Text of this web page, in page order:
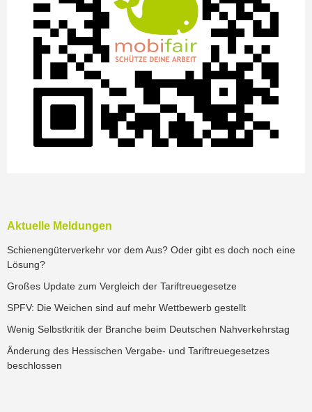
Aktuelle Meldungen
Schienengüterverkehr vor dem Aus? Oder gibt es doch noch eine
Lösung?
Großes Update zum Vergleich der Tariftreuegesetze
SPFV: Die Weichen sind auf mehr Wettbewerb gestellt
Wenig Selbstkritik der Branche beim Deutschen Nahverkehrstag
Änderung des Hessischen Vergabe- und Tariftreuegesetzes
beschlossen